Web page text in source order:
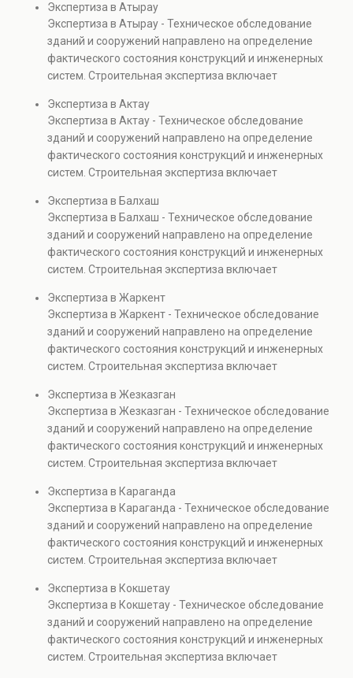
элементов и оценку эксплуатационной безопасности.
Услуга востребована при покупке недвижимости,
капитальном ремонте и реконструкции объектов, а
также при судебных разбирательствах и технических
проверках.
Экспертиза в Атырау
Экспертиза в Атырау - Техническое обследование
зданий и сооружений направлено на определение
фактического состояния конструкций и инженерных
систем. Строительная экспертиза включает
элементов и оценку эксплуатационной безопасности.
Услуга востребована при покупке недвижимости,
капитальном ремонте и реконструкции объектов, а
также при судебных разбирательствах и технических
проверках.
Экспертиза в Актау
Экспертиза в Актау - Техническое обследование
зданий и сооружений направлено на определение
фактического состояния конструкций и инженерных
систем. Строительная экспертиза включает
элементов и оценку эксплуатационной безопасности.
Услуга востребована при покупке недвижимости,
капитальном ремонте и реконструкции объектов, а
также при судебных разбирательствах и технических
проверках.
Экспертиза в Балхаш
Экспертиза в Балхаш - Техническое обследование
зданий и сооружений направлено на определение
фактического состояния конструкций и инженерных
систем. Строительная экспертиза включает
элементов и оценку эксплуатационной безопасности.
Услуга востребована при покупке недвижимости,
капитальном ремонте и реконструкции объектов, а
также при судебных разбирательствах и технических
проверках.
Экспертиза в Жаркент
Экспертиза в Жаркент - Техническое обследование
зданий и сооружений направлено на определение
фактического состояния конструкций и инженерных
систем. Строительная экспертиза включает
элементов и оценку эксплуатационной безопасности.
Услуга востребована при покупке недвижимости,
капитальном ремонте и реконструкции объектов, а
также при судебных разбирательствах и технических
проверках.
Экспертиза в Жезказган
Экспертиза в Жезказган - Техническое обследование
зданий и сооружений направлено на определение
фактического состояния конструкций и инженерных
систем. Строительная экспертиза включает
элементов и оценку эксплуатационной безопасности.
Услуга востребована при покупке недвижимости,
капитальном ремонте и реконструкции объектов, а
также при судебных разбирательствах и технических
проверках.
Экспертиза в Караганда
Экспертиза в Караганда - Техническое обследование
зданий и сооружений направлено на определение
фактического состояния конструкций и инженерных
систем. Строительная экспертиза включает
элементов и оценку эксплуатационной безопасности.
Услуга востребована при покупке недвижимости,
капитальном ремонте и реконструкции объектов, а
также при судебных разбирательствах и технических
проверках.
Экспертиза в Кокшетау
Экспертиза в Кокшетау - Техническое обследование
зданий и сооружений направлено на определение
фактического состояния конструкций и инженерных
систем. Строительная экспертиза включает